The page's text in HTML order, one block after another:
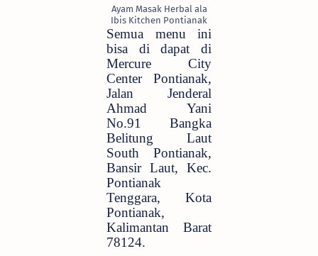
Ayam Masak Herbal ala
Ibis Kitchen Pontianak
Semua menu ini
bisa di dapat di
Mercure City
Center Pontianak,
Jalan Jenderal
Ahmad Yani
No.91 Bangka
Belitung Laut
South Pontianak,
Bansir Laut, Kec.
Pontianak
Tenggara, Kota
Pontianak,
Kalimantan Barat
78124.